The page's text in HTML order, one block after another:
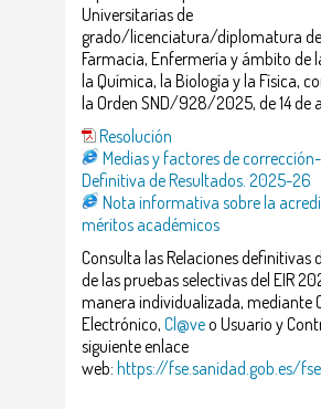
Universitarias de
grado/licenciatura/diplomatura de
Farmacia, Enfermería y ámbito de
la Química, la Biología y la Física,
la Orden SND/928/2025, de 14 de
Resolución
Medias y factores de
Definitiva de Resultados. 2025-26
Nota informativa sobre la
méritos académicos
Consulta las Relaciones definitivas
de las pruebas selectivas del EIR
manera individualizada, mediante
Electrónico, Cl@veo Usuario y
siguiente enlace
web: https://fse.sanidad.gob.es/